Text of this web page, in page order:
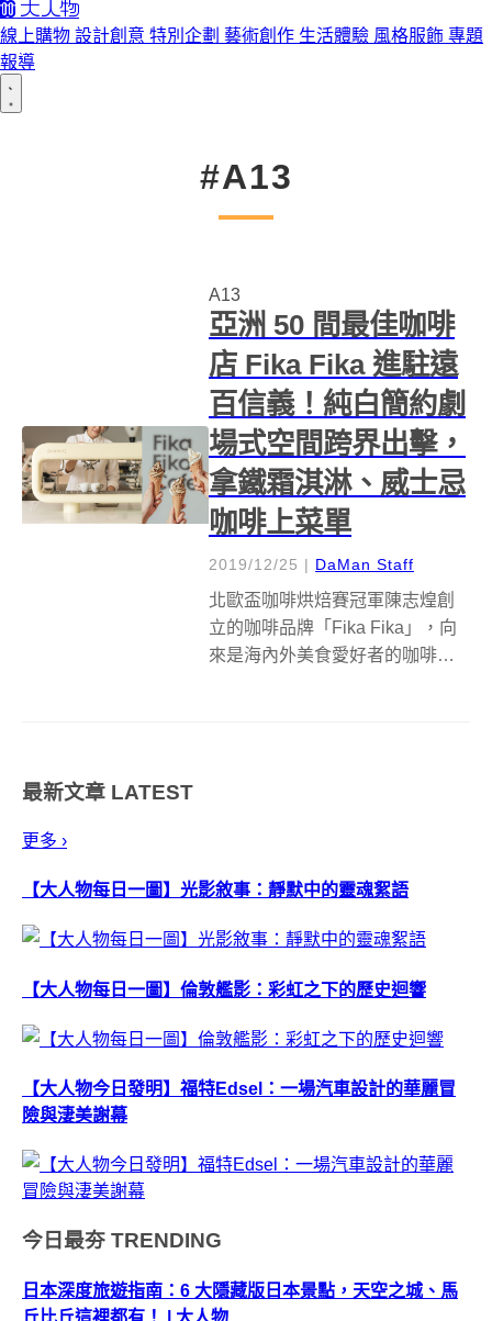
線上購物 設計創意 特別企劃 藝術創作 生活體驗 風格服飾 專題
報導
#A13
A13
亞洲 50 間最佳咖啡
店 Fika Fika 進駐遠
百信義！純白簡約劇
場式空間跨界出擊，
拿鐵霜淇淋、威士忌
咖啡上菜單
2019/12/25 | DaMan Staff
北歐盃咖啡烘焙賽冠軍陳志煌創
立的咖啡品牌「Fika Fika」，向
來是海內外美食愛好者的咖啡勝
最新文章 LATEST
更多 ›
【大人物每日一圖】光影敘事：靜默中的靈魂絮語
【大人物每日一圖】倫敦艦影：彩虹之下的歷史迴響
【大人物今日發明】福特Edsel：一場汽車設計的華麗冒
險與淒美謝幕
今日最夯 TRENDING
日本深度旅遊指南：6 大隱藏版日本景點，天空之城、馬